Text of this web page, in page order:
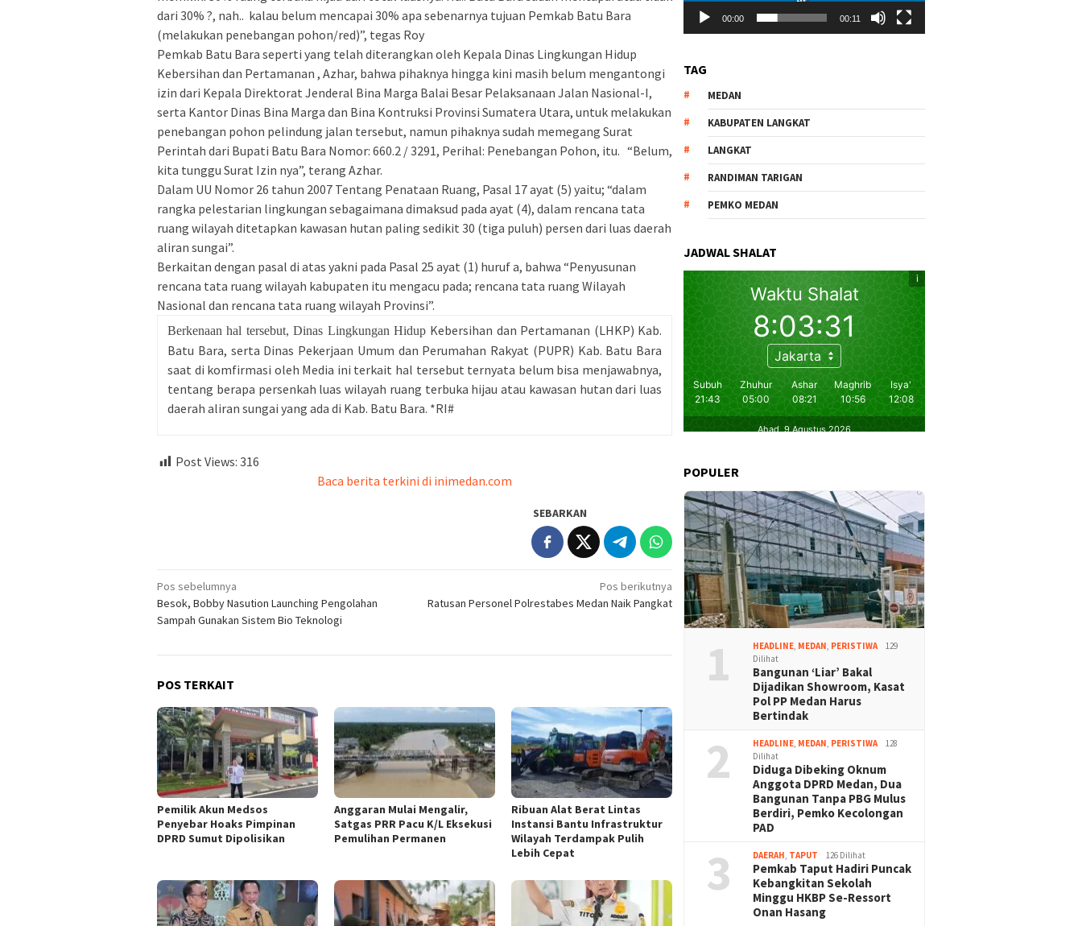
dari 30% ?, nah.. kalau belum mencapai 30% apa sebenarnya tujuan Pemkab Batu Bara
(melakukan penebangan pohon/red)”, tegas Roy
Pemkab Batu Bara seperti yang telah diterangkan oleh Kepala Dinas Lingkungan Hidup
Kebersihan dan Pertamanan , Azhar, bahwa pihaknya hingga kini masih belum mengantongi
izin dari Kepala Direktorat Jenderal Bina Marga Balai Besar Pelaksanaan Jalan Nasional-I,
serta Kantor Dinas Bina Marga dan Bina Kontruksi Provinsi Sumatera Utara, untuk melakukan
penebangan pohon pelindung jalan tersebut, namun pihaknya sudah memegang Surat
Perintah dari Bupati Batu Bara Nomor: 660.2 / 3291, Perihal: Penebangan Pohon, itu. “Belum,
kita tunggu Surat Izin nya”, terang Azhar.
Dalam UU Nomor 26 tahun 2007 Tentang Penataan Ruang, Pasal 17 ayat (5) yaitu; “dalam
rangka pelestarian lingkungan sebagaimana dimaksud pada ayat (4), dalam rencana tata
ruang wilayah ditetapkan kawasan hutan paling sedikit 30 (tiga puluh) persen dari luas daerah
aliran sungai”.
Berkaitan dengan pasal di atas yakni pada Pasal 25 ayat (1) huruf a, bahwa “Penyusunan
rencana tata ruang wilayah kabupaten itu mengacu pada; rencana tata ruang Wilayah
Nasional dan rencana tata ruang wilayah Provinsi”.
Berkenaan hal tersebut, Dinas Lingkungan Hidup Kebersihan dan Pertamanan (LHKP) Kab.
Batu Bara, serta Dinas Pekerjaan Umum dan Perumahan Rakyat (PUPR) Kab. Batu Bara
saat di komfirmasi oleh Media ini terkait hal tersebut ternyata belum bisa menjawabnya,
tentang berapa persenkah luas wilayah ruang terbuka hijau atau kawasan hutan dari luas
daerah aliran sungai yang ada di Kab. Batu Bara. *RI#
Post Views: 316
Baca berita terkini di inimedan.com
SEBARKAN
Navigasi
pos
Pos sebelumnya
Besok, Bobby Nasution Launching Pengolahan
Sampah Gunakan Sistem Bio Teknologi
Pos berikutnya
Ratusan Personel Polrestabes Medan Naik Pangkat
POS TERKAIT
Pemilik Akun Medsos
Penyebar Hoaks Pimpinan
DPRD Sumut Dipolisikan
Anggaran Mulai Mengalir,
Satgas PRR Pacu K/L Eksekusi
Pemulihan Permanen
Ribuan Alat Berat Lintas
Instansi Bantu Infrastruktur
Wilayah Terdampak Pulih
Lebih Cepat
00:00 00:11
TAG
MEDAN
KABUPATEN LANGKAT
LANGKAT
RANDIMAN TARIGAN
PEMKO MEDAN
JADWAL SHALAT
POPULER
1 HEADLINE, MEDAN, PERISTIWA
129
Dilihat
Bangunan ‘Liar’ Bakal
Dijadikan Showroom, Kasat
Pol PP Medan Harus
Bertindak
2 HEADLINE, MEDAN, PERISTIWA
128
Dilihat
Diduga Dibeking Oknum
Anggota DPRD Medan, Dua
Bangunan Tanpa PBG Mulus
Berdiri, Pemko Kecolongan
PAD
3 DAERAH, TAPUT 126 Dilihat
Pemkab Taput Hadiri Puncak
Kebangkitan Sekolah
Minggu HKBP Se-Ressort
Onan Hasang